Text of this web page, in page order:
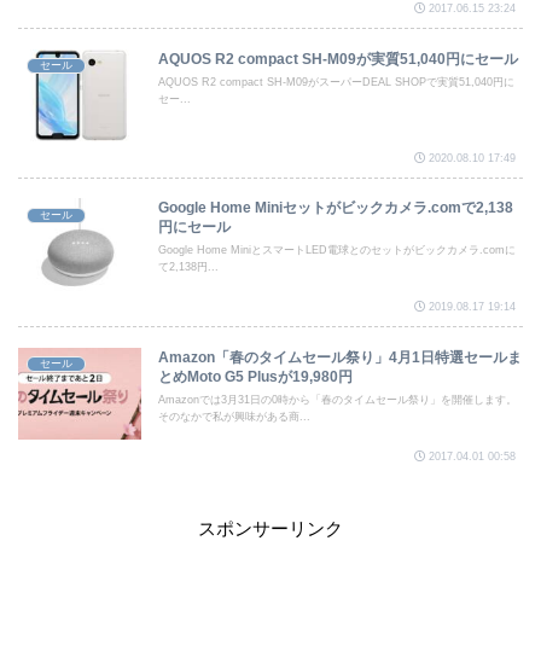
2017.06.15 23:24
セール AQUOS R2 compact SH-M09が実質51,040円にセール
AQUOS R2 compact SH-M09がスーパーDEAL SHOPで実質51,040円に
セー...
2020.08.10 17:49
セール
Google Home Miniセットがビックカメラ.comで2,138
円にセール
Google Home MiniとスマートLED電球とのセットがビックカメラ.comに
て2,138円...
2019.08.17 19:14
セール
Amazon「春のタイムセール祭り」4月1日特選セールま
とめMoto G5 Plusが19,980円
Amazonでは3月31日の0時から「春のタイムセール祭り」を開催します。
そのなかで私が興味がある商...
2017.04.01 00:58
スポンサーリンク